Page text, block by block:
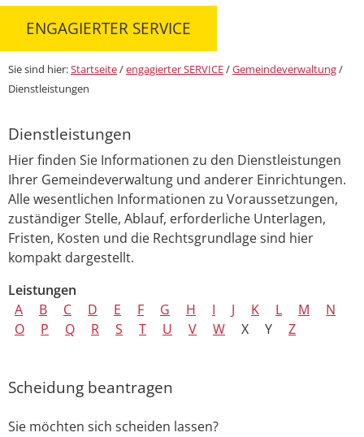
ENGAGIERTER SERVICE
Sie sind hier:Startseite/engagierter SERVICE/Gemeindeverwaltung/
Dienstleistungen
Dienstleistungen
Hier finden Sie Informationen zu den Dienstleistungen
Ihrer Gemeindeverwaltung und anderer Einrichtungen.
Alle wesentlichen Informationen zu Voraussetzungen,
zuständiger Stelle, Ablauf, erforderliche Unterlagen,
Fristen, Kosten und die Rechtsgrundlage sind hier
kompakt dargestellt.
Leistungen
A
B C D E F G H I J K L M
N
O
P Q R S T U V W X Y Z
Scheidung beantragen
Sie möchten sich scheiden lassen?